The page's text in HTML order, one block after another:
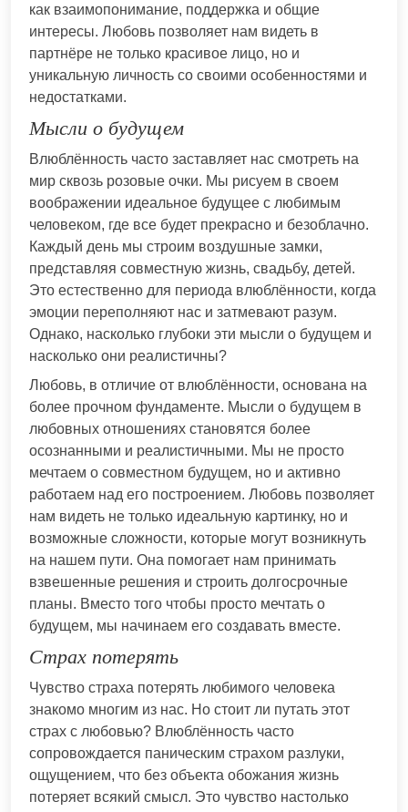
как взаимопонимание, поддержка и общие
интересы. Любовь позволяет нам видеть в
партнёре не только красивое лицо, но и
уникальную личность со своими особенностями и
недостатками.
Мысли о будущем
Влюблённость часто заставляет нас смотреть на
мир сквозь розовые очки. Мы рисуем в своем
воображении идеальное будущее с любимым
человеком, где все будет прекрасно и безоблачно.
Каждый день мы строим воздушные замки,
представляя совместную жизнь, свадьбу, детей.
Это естественно для периода влюблённости, когда
эмоции переполняют нас и затмевают разум.
Однако, насколько глубоки эти мысли о будущем и
насколько они реалистичны?
Любовь, в отличие от влюблённости, основана на
более прочном фундаменте. Мысли о будущем в
любовных отношениях становятся более
осознанными и реалистичными. Мы не просто
мечтаем о совместном будущем, но и активно
работаем над его построением. Любовь позволяет
нам видеть не только идеальную картинку, но и
возможные сложности, которые могут возникнуть
на нашем пути. Она помогает нам принимать
взвешенные решения и строить долгосрочные
планы. Вместо того чтобы просто мечтать о
будущем, мы начинаем его создавать вместе.
Страх потерять
Чувство страха потерять любимого человека
знакомо многим из нас. Но стоит ли путать этот
страх с любовью? Влюблённость часто
сопровождается паническим страхом разлуки,
ощущением, что без объекта обожания жизнь
потеряет всякий смысл. Это чувство настолько